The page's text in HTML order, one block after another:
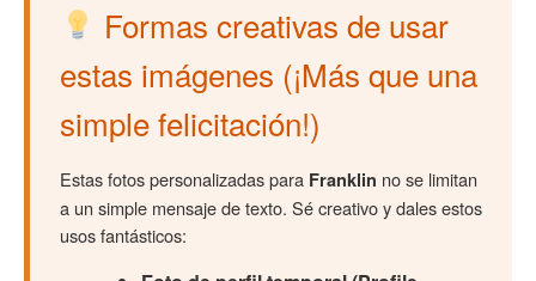
Formas creativas de usar
estas imágenes (¡Más que una
simple felicitación!)
Estas fotos personalizadas para Franklin no se limitan
a un simple mensaje de texto. Sé creativo y dales estos
usos fantásticos: